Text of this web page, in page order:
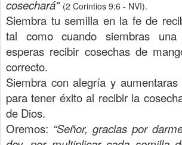
cosechará" (2 Corintios 9:6 - NVI).
Siembra tu semilla en la fe de
tal como cuando siembras una
esperas recibir cosechas de
correcto.
Siembra con alegría y
para tener éxito al recibir la
de Dios.
Oremos: “Señor, gracias por